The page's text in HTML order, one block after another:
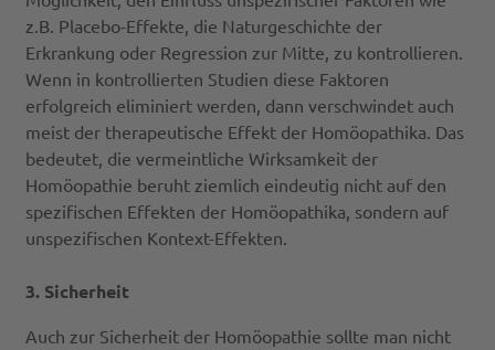
z.B. Placebo-Effekte, die Naturgeschichte der
Erkrankung oder Regression zur Mitte, zu kontrollieren.
Wenn in kontrollierten Studien diese Faktoren
erfolgreich eliminiert werden, dann verschwindet auch
meist der therapeutische Effekt der Homöopathika. Das
bedeutet, die vermeintliche Wirksamkeit der
Homöopathie beruht ziemlich eindeutig nicht auf den
spezifischen Effekten der Homöopathika, sondern auf
unspezifischen Kontext-Effekten.
3. Sicherheit
Auch zur Sicherheit der Homöopathie sollte man nicht